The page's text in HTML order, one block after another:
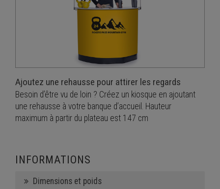
Ajoutez une rehausse pour attirer les regards
Besoin d’être vu de loin ? Créez un kiosque en ajoutant
une rehausse à votre banque d’accueil. Hauteur
maximum à partir du plateau est 147 cm
INFORMATIONS
Dimensions et poids